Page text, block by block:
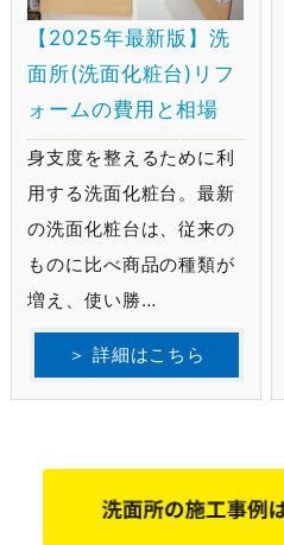
【2025年最新版】洗
面所(洗面化粧台)リフ
ォームの費用と相場
身支度を整えるために利
用する洗面化粧台。最新
の洗面化粧台は、従来の
ものに比べ商品の種類が
増え、使い勝…
＞ 詳細はこちら